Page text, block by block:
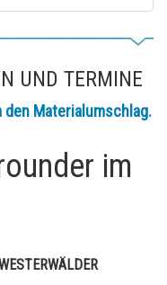
UND TERMINE
Materialumschlag.
im